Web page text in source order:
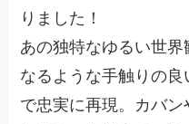
りました！
あの独特なゆるい世界
なるような手触りの
で忠実に再現。カバ